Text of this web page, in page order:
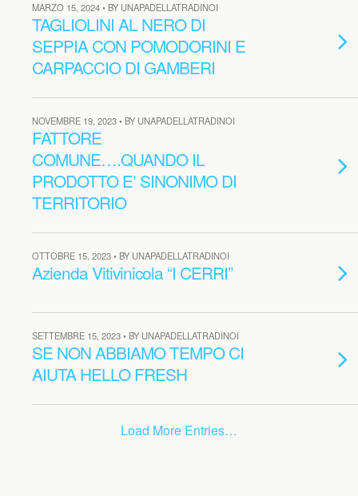
MARZO 15, 2024 • BY UNAPADELLATRADINOI
TAGLIOLINI AL NERO DI
SEPPIA CON POMODORINI E
CARPACCIO DI GAMBERI
NOVEMBRE 19, 2023 • BY UNAPADELLATRADINOI
FATTORE
COMUNE….QUANDO IL
PRODOTTO E’ SINONIMO DI
TERRITORIO
OTTOBRE 15, 2023 • BY UNAPADELLATRADINOI
Azienda Vitivinicola “I CERRI”
SETTEMBRE 15, 2023 • BY UNAPADELLATRADINOI
SE NON ABBIAMO TEMPO CI
AIUTA HELLO FRESH
Load More Entries…